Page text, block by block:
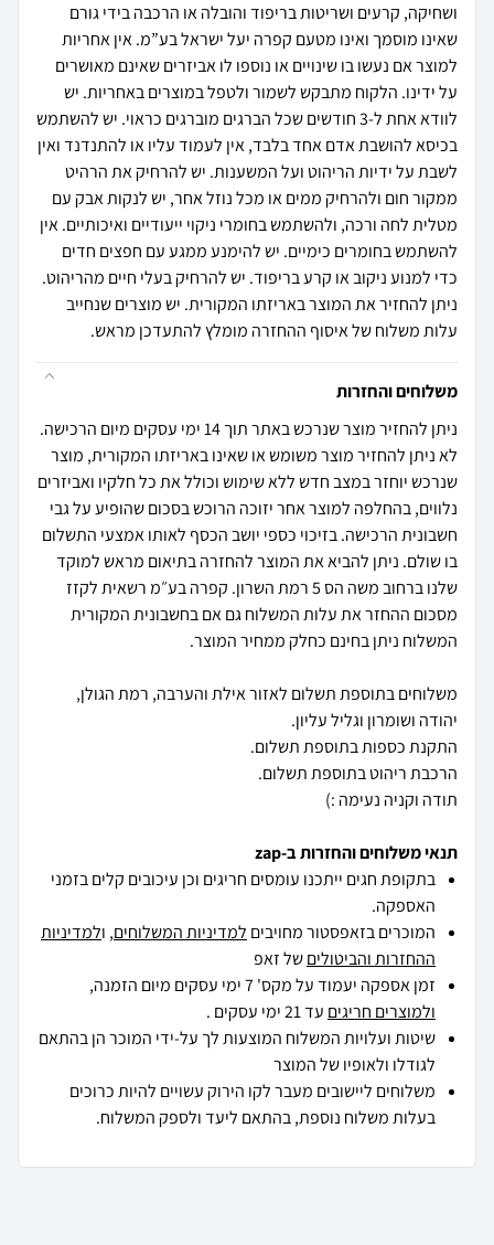
ושחיקה, קרעים ושריטות בריפוד והובלה או הרכבה בידי גורם
שאינו מוסמך ואינו מטעם קפרה יעל ישראל בע”מ. אין אחריות
למוצר אם נעשו בו שינויים או נוספו לו אביזרים שאינם מאושרים
על ידינו. הלקוח מתבקש לשמור ולטפל במוצרים באחריות. יש
לוודא אחת ל-3 חודשים שכל הברגים מוברגים כראוי. יש להשתמש
בכיסא להושבת אדם אחד בלבד, אין לעמוד עליו או להתנדנד ואין
לשבת על ידיות הריהוט ועל המשענות. יש להרחיק את הרהיט
ממקור חום ולהרחיק ממים או מכל נוזל אחר, יש לנקות אבק עם
מטלית לחה ורכה, ולהשתמש בחומרי ניקוי ייעודיים ואיכותיים. אין
להשתמש בחומרים כימיים. יש להימנע ממגע עם חפצים חדים
כדי למנוע ניקוב או קרע בריפוד. יש להרחיק בעלי חיים מהריהוט.
ניתן להחזיר את המוצר באריזתו המקורית. יש מוצרים שנחייב
עלות משלוח של איסוף ההחזרה מומלץ להתעדכן מראש.
משלוחים והחזרות
ניתן להחזיר מוצר שנרכש באתר תוך 14 ימי עסקים מיום הרכישה.
לא ניתן להחזיר מוצר משומש או שאינו באריזתו המקורית, מוצר
שנרכש יוחזר במצב חדש ללא שימוש וכולל את כל חלקיו ואביזרים
נלווים, בהחלפה למוצר אחר יזוכה הרוכש בסכום שהופיע על גבי
חשבונית הרכישה. בזיכוי כספי יושב הכסף לאותו אמצעי התשלום
בו שולם. ניתן להביא את המוצר להחזרה בתיאום מראש למוקד
שלנו ברחוב משה הס 5 רמת השרון. קפרה בע״מ רשאית לקזז
מסכום ההחזר את עלות המשלוח גם אם בחשבונית המקורית
משלוחים בתוספת תשלום לאזור אילת והערבה, רמת הגולן,
תודה וקניה נעימה :)
תנאי משלוחים והחזרות ב-zap
בתקופת חגים ייתכנו עומסים חריגים וכן עיכובים קלים בזמני
האספקה.
המוכרים בזאפסטור מחויבים למדיניות המשלוחים, ולמדיניות
ההחזרות והביטוליםשל זאפ
זמן אספקה יעמוד על מקס' 7 ימי עסקים מיום הזמנה,
ולמוצרים חריגים עד 21 ימי עסקים .
שיטות ועלויות המשלוח המוצעות לך על-ידי המוכר הן בהתאם
לגודלו ולאופיו של המוצר
משלוחים ליישובים מעבר לקו הירוק עשויים להיות כרוכים
בעלות משלוח נוספת, בהתאם ליעד ולספק המשלוח.